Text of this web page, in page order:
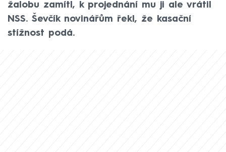
žalobu zamítl, k projednání mu ji ale vrátil
NSS. Ševčík novinářům řekl, že kasační
stížnost podá.